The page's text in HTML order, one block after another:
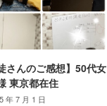
さんのご感想】50代女
東京都在住
年 7 月 1 日